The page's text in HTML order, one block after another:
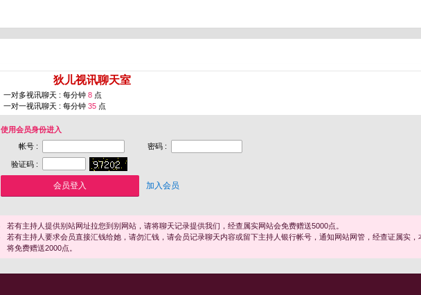
狄儿视讯聊天室
一对多视讯聊天 : 每分钟 8 点
一对一视讯聊天 : 每分钟 35 点
使用会员身份进入
帐号 :
密码 :
验证码 :
加入会员
若有主持人提供别站网址拉您到别网站，请将聊天记录提供我们，经查属实网站会免费赠送5000点。
若有主持人要求会员直接汇钱给她，请勿汇钱，请会员记录聊天内容或留下主持人银行帐号，通知网站网管，经查证属实，
将免费赠送2000点。